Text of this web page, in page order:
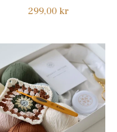
Normalpris
299,00 kr